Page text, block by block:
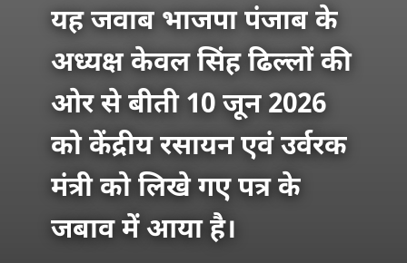
यह जवाब भाजपा पंजाब के
अध्यक्ष केवल सिंह ढिल्लों की
ओर से बीती 10 जून 2026
को केंद्रीय रसायन एवं उर्वरक
मंत्री को लिखे गए पत्र के
जबाव में आया है।